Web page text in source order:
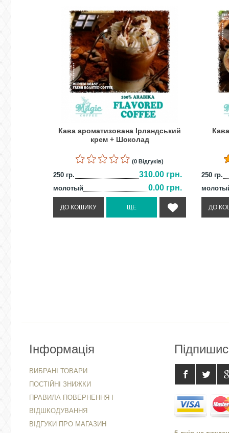
Кава ароматизована Ірландський
крем + Шоколад
(0 Відгуків)
250 гр. 310.00 грн.
молотый 0.00 грн.
250 гр.
Інформація
ВИБРАНІ ТОВАРИ
ПОСТІЙНІ ЗНИЖКИ
ПРАВИЛА ПОВЕРНЕННЯ І
ВІДШКОДУВАННЯ
ВІДГУКИ ПРО МАГАЗИН